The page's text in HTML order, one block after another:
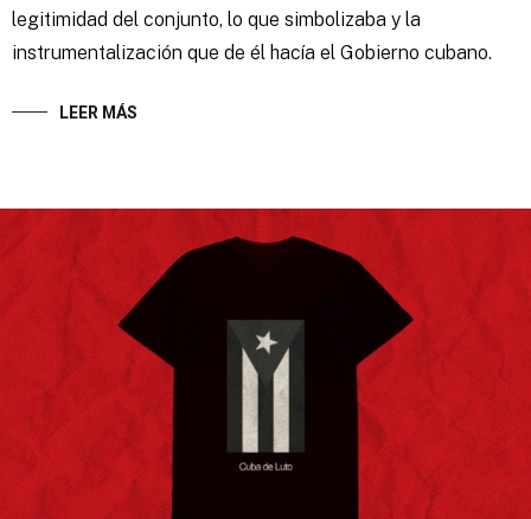
legitimidad del conjunto, lo que simbolizaba y la
instrumentalización que de él hacía el Gobierno cubano.
LEER MÁS